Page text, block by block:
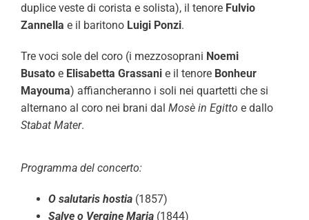
duplice veste di corista e solista), il tenore Fulvio
Zannella e il baritono Luigi Ponzi.
Tre voci sole del coro (i mezzosoprani Noemi
Busato e Elisabetta Grassani e il tenore Bonheur
Mayouma) affiancheranno i soli nei quartetti che si
alternano al coro nei brani dal Mosè in Egitto e dallo
Stabat Mater.
Programma del concerto:
O salutaris hostia (1857)
Salve o Vergine Maria (1844)